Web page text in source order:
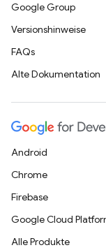
Google Group
Versionshinweise
FAQs
Alte Dokumentation
Android
Chrome
Firebase
Google Cloud
Alle Produkte